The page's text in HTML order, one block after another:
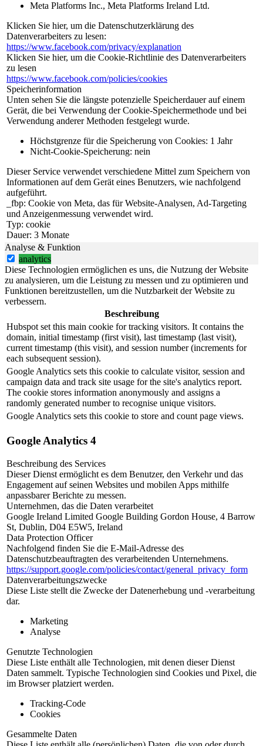
Meta Platforms Inc., Meta Platforms Ireland Ltd.
Klicken Sie hier, um die Datenschutzerklärung des
Datenverarbeiters zu lesen:
https://www.facebook.com/privacy/explanation
Klicken Sie hier, um die Cookie-Richtlinie des Datenverarbeiters
zu lesen
https://www.facebook.com/policies/cookies
Speicherinformation
Unten sehen Sie die längste potenzielle Speicherdauer auf einem
Gerät, die bei Verwendung der Cookie-Speichermethode und bei
Verwendung anderer Methoden festgelegt wurde.
Höchstgrenze für die Speicherung von Cookies: 1 Jahr
Nicht-Cookie-Speicherung: nein
Dieser Service verwendet verschiedene Mittel zum Speichern von
Informationen auf dem Gerät eines Benutzers, wie nachfolgend
aufgeführt.
_fbp: Cookie von Meta, das für Website-Analysen, Ad-Targeting
und Anzeigenmessung verwendet wird.
Typ: cookie
Dauer: 3 Monate
Analyse & Funktion
analytics
Diese Technologien ermöglichen es uns, die Nutzung der Website
zu analysieren, um die Leistung zu messen und zu optimieren und
Funktionen bereitzustellen, um die Nutzbarkeit der Website zu
verbessern.
Beschreibung
Hubspot set this main cookie for tracking visitors. It contains the
domain, initial timestamp (first visit), last timestamp (last visit),
current timestamp (this visit), and session number (increments for
each subsequent session).
Google Analytics sets this cookie to calculate visitor, session and
campaign data and track site usage for the site's analytics report.
The cookie stores information anonymously and assigns a
randomly generated number to recognise unique visitors.
Google Analytics sets this cookie to store and count page views.
Google Analytics 4
Beschreibung des Services
Dieser Dienst ermöglicht es dem Benutzer, den Verkehr und das
Engagement auf seinen Websites und mobilen Apps mithilfe
anpassbarer Berichte zu messen.
Unternehmen, das die Daten verarbeitet
Google Ireland Limited Google Building Gordon House, 4 Barrow
St, Dublin, D04 E5W5, Ireland
Data Protection Officer
Nachfolgend finden Sie die E-Mail-Adresse des
Datenschutzbeauftragten des verarbeitenden Unternehmens.
https://support.google.com/policies/contact/general_privacy_form
Datenverarbeitungszwecke
Diese Liste stellt die Zwecke der Datenerhebung und -verarbeitung
dar.
Marketing
Analyse
Genutzte Technologien
Diese Liste enthält alle Technologien, mit denen dieser Dienst
Daten sammelt. Typische Technologien sind Cookies und Pixel, die
im Browser platziert werden.
Tracking-Code
Cookies
Gesammelte Daten